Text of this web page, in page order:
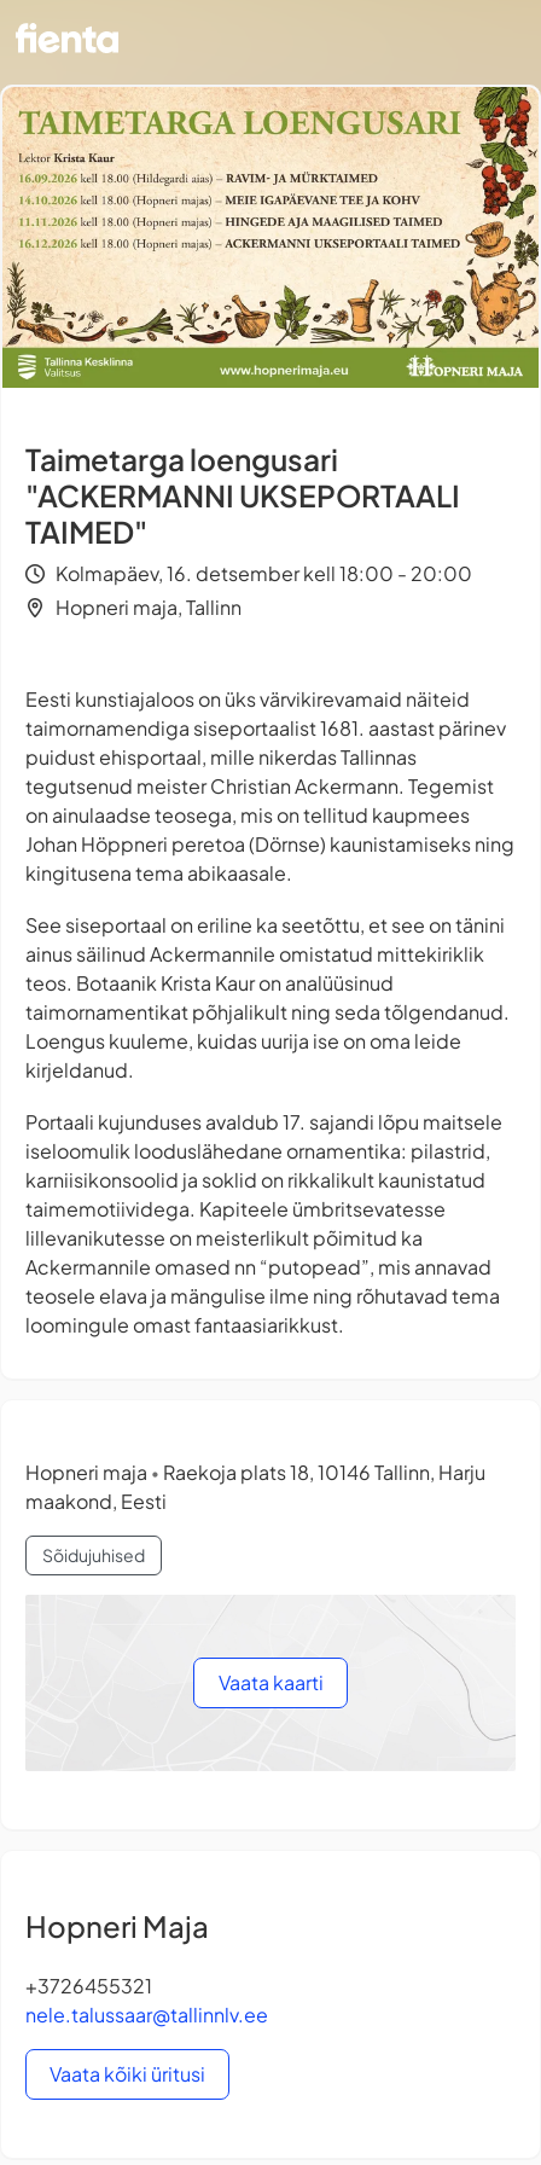
Taimetarga loengusari
"ACKERMANNI UKSEPORTAALI
TAIMED"
Kolmapäev, 16. detsember kell 18:00 - 20:00
Hopneri maja, Tallinn
Eesti kunstiajaloos on üks värvikirevamaid näiteid
taimornamendiga siseportaalist 1681. aastast pärinev
puidust ehisportaal, mille nikerdas Tallinnas
tegutsenud meister Christian Ackermann. Tegemist
on ainulaadse teosega, mis on tellitud kaupmees
Johan Höppneri peretoa (Dörnse) kaunistamiseks ning
kingitusena tema abikaasale.
See siseportaal on eriline ka seetõttu, et see on tänini
ainus säilinud Ackermannile omistatud mittekiriklik
teos. Botaanik Krista Kaur on analüüsinud
taimornamentikat põhjalikult ning seda tõlgendanud.
Loengus kuuleme, kuidas uurija ise on oma leide
kirjeldanud.
Portaali kujunduses avaldub 17. sajandi lõpu maitsele
iseloomulik looduslähedane ornamentika: pilastrid,
karniisikonsoolid ja soklid on rikkalikult kaunistatud
taimemotiividega. Kapiteele ümbritsevatesse
lillevanikutesse on meisterlikult põimitud ka
Ackermannile omased nn “putopead”, mis annavad
teosele elava ja mängulise ilme ning rõhutavad tema
loomingule omast fantaasiarikkust.
Hopneri maja • Raekoja plats 18, 10146 Tallinn, Harju
maakond, Eesti
Sõidujuhised
Vaata kaarti
Hopneri Maja
+3726455321
nele.talussaar@tallinnlv.ee
Vaata kõiki üritusi